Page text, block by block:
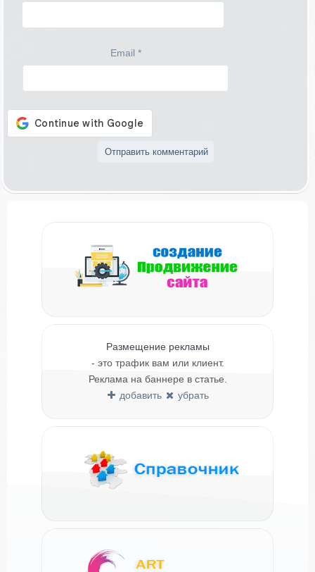
Email *
Размещение рекламы
- это трафик вам или клиент.
Реклама на баннере в статье.
добавить
убрать